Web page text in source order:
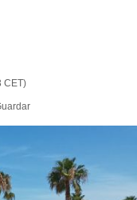
CET)